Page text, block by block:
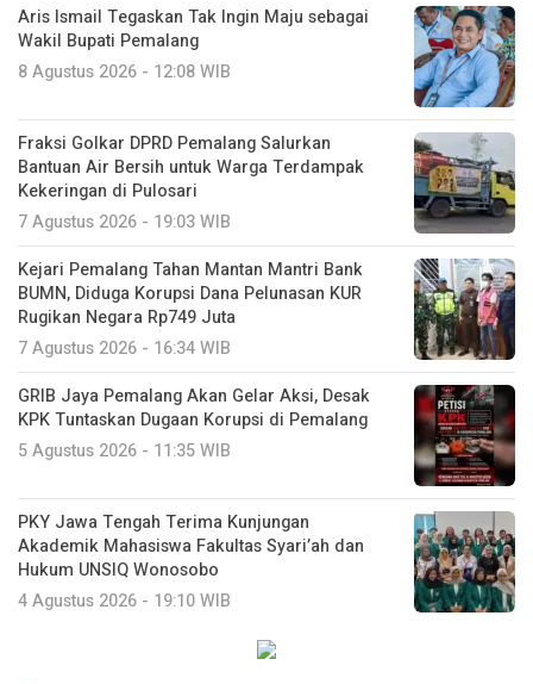
Aris Ismail Tegaskan Tak Ingin Maju sebagai
Wakil Bupati Pemalang
8 Agustus 2026 - 12:08 WIB
Fraksi Golkar DPRD Pemalang Salurkan
Bantuan Air Bersih untuk Warga Terdampak
Kekeringan di Pulosari
7 Agustus 2026 - 19:03 WIB
Kejari Pemalang Tahan Mantan Mantri Bank
BUMN, Diduga Korupsi Dana Pelunasan KUR
Rugikan Negara Rp749 Juta
7 Agustus 2026 - 16:34 WIB
GRIB Jaya Pemalang Akan Gelar Aksi, Desak
KPK Tuntaskan Dugaan Korupsi di Pemalang
5 Agustus 2026 - 11:35 WIB
PKY Jawa Tengah Terima Kunjungan
Akademik Mahasiswa Fakultas Syari’ah dan
Hukum UNSIQ Wonosobo
4 Agustus 2026 - 19:10 WIB